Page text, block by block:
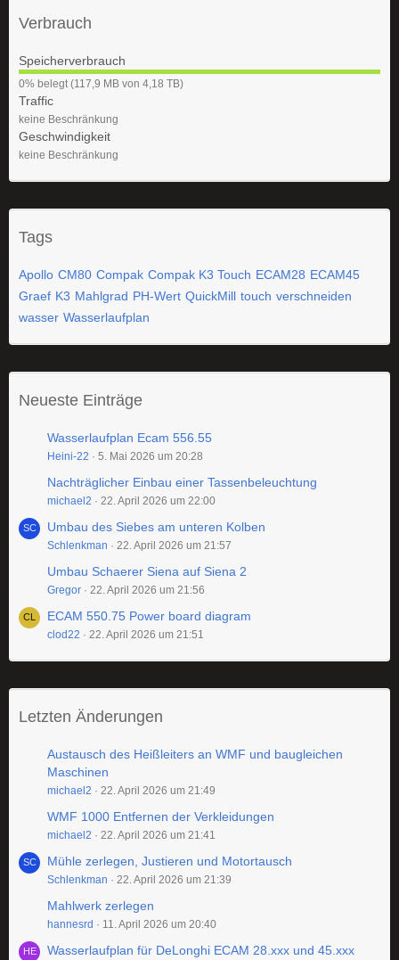
Verbrauch
Speicherverbrauch
0
%
0% belegt (117,9 MB von 4,18 TB)
Traffic
keine Beschränkung
Geschwindigkeit
keine Beschränkung
Tags
Apollo CM80 Compak Compak K3 Touch ECAM28 ECAM45
Graef K3 Mahlgrad PH-Wert QuickMill touch verschneiden
wasser Wasserlaufplan
Neueste Einträge
Wasserlaufplan Ecam 556.55
Heini-22 5. Mai 2026 um 20:28
Nachträglicher Einbau einer Tassenbeleuchtung
michael2 22. April 2026 um 22:00
Umbau des Siebes am unteren Kolben
Schlenkman 22. April 2026 um 21:57
Umbau Schaerer Siena auf Siena 2
Gregor 22. April 2026 um 21:56
ECAM 550.75 Power board diagram
clod22 22. April 2026 um 21:51
Letzten Änderungen
Austausch des Heißleiters an WMF und baugleichen
Maschinen
michael2 22. April 2026 um 21:49
WMF 1000 Entfernen der Verkleidungen
michael2 22. April 2026 um 21:41
Mühle zerlegen, Justieren und Motortausch
Schlenkman 22. April 2026 um 21:39
Mahlwerk zerlegen
hannesrd 11. April 2026 um 20:40
Wasserlaufplan für DeLonghi ECAM 28.xxx und 45.xxx